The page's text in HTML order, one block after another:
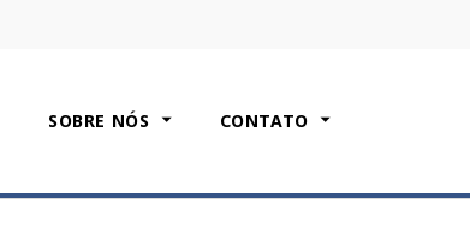
SOBRE NÓS CONTATO